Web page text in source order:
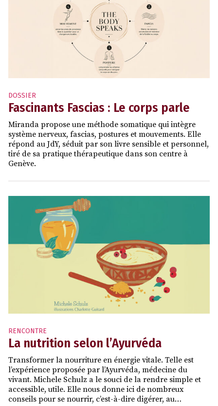
DOSSIER
Fascinants Fascias : Le corps parle
Miranda propose une méthode somatique qui intègre
système nerveux, fascias, postures et mouvements. Elle
répond au JdY, séduit par son livre sensible et personnel,
tiré de sa pratique thérapeutique dans son centre à
Genève.
RENCONTRE
La nutrition selon l’Ayurvéda
Transformer la nourriture en énergie vitale. Telle est
l’expérience proposée par l’Ayurvéda, médecine du
vivant. Michele Schulz a le souci de la rendre simple et
accessible, utile. Elle nous donne ici de nombreux
conseils pour se nourrir, c’est-à-dire digérer, au…